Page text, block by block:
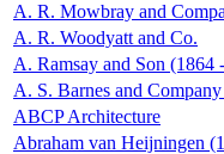
A. R. Mowbray and
A. R. Woodyatt and Co.
A. Ramsay and Son (1864
A. S. Barnes and
ABCP Architecture
Abraham van Heijningen